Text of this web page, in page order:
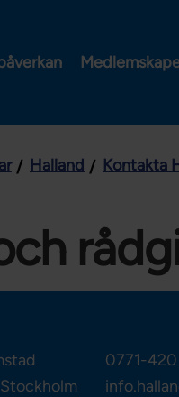
Om
För
Halland Kontakta
0771-